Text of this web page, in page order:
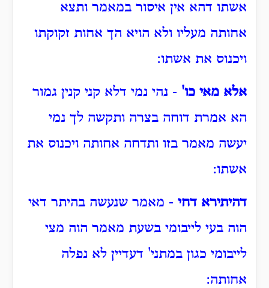
אשתו דהא אין איסור במאמר ותצא
אחותה מעליו ולא הויא הך אחות זקוקתו
ויכנוס את אשתו:
אלא מאי כו' - נהי נמי דלא קני קנין גמור
הא אמרת דוחה בצרה ותקשה לך נמי
יעשה מאמר בזו ותדחה אחותה ויכנוס את
אשתו:
דהיתירא דחי - מאמר שנעשה בהיתר דאי
הוה בעי לייבומי בשעת מאמר הוה מצי
לייבומי כגון במתני' דעדיין לא נפלה
אחותה: